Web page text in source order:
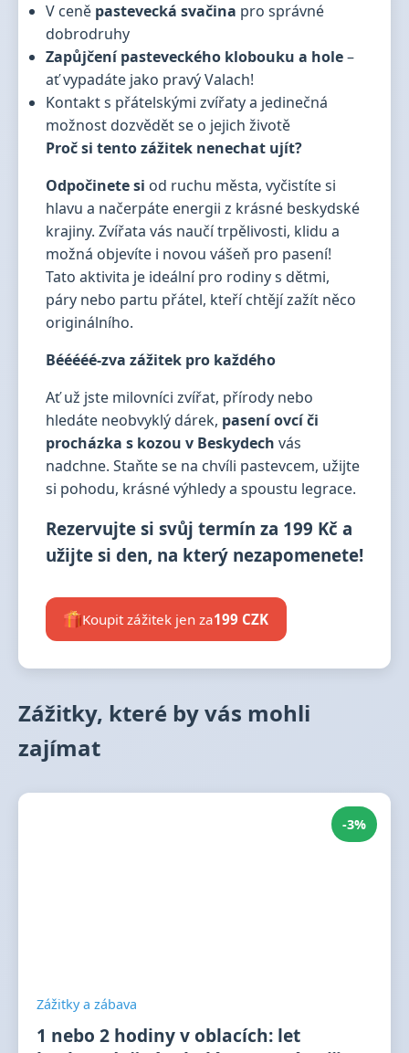
V ceně pastevecká svačina pro správné
dobrodruhy
Zapůjčení pasteveckého klobouku a hole–
ať vypadáte jako pravý Valach!
Kontakt s přátelskými zvířaty a jedinečná
možnost dozvědět se o jejich životě
Proč si tento zážitek nenechat ujít?
Odpočinete si od ruchu města, vyčistíte si
hlavu a načerpáte energii z krásné beskydské
krajiny. Zvířata vás naučí trpělivosti, klidu a
možná objevíte i novou vášeň pro pasení!
Tato aktivita je ideální pro rodiny s dětmi,
páry nebo partu přátel, kteří chtějí zažít něco
originálního.
Bééééé-zva zážitek pro každého
Ať už jste milovníci zvířat, přírody nebo
hledáte neobvyklý dárek, pasení ovcí či
procházka s kozou v Beskydech vás
nadchne. Staňte se na chvíli pastevcem, užijte
si pohodu, krásné výhledy a spoustu legrace.
Rezervujte si svůj termín za 199 Kč a
užijte si den, na který nezapomenete!
Koupit zážitek jen za199 CZK
Zážitky, které by vás mohli
zajímat
-3%
Zážitky a zábava
1 nebo 2 hodiny v oblacích: let